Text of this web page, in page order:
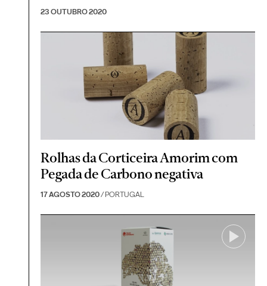
23 OUTUBRO 2020
Rolhas da Corticeira Amorim com
Pegada de Carbono negativa
17 AGOSTO 2020/ PORTUGAL